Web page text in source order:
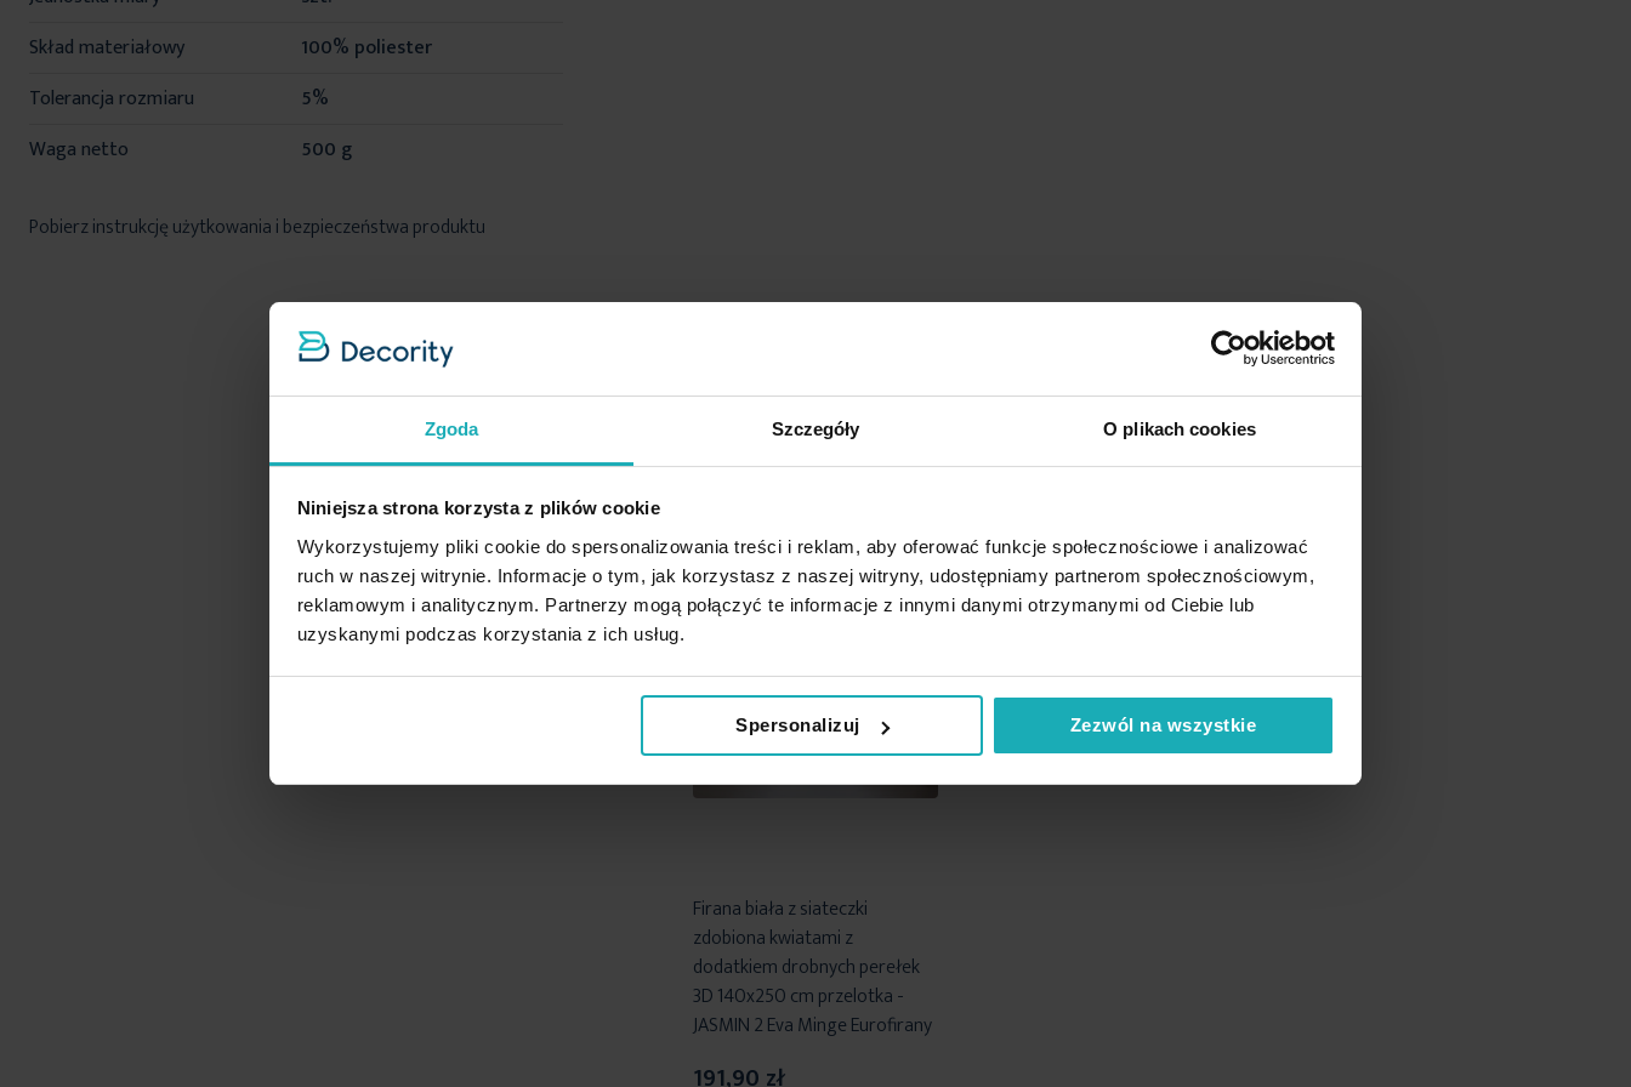
Zgoda Szczegóły O plikach cookies
Niniejsza strona korzysta z plików cookie
Wykorzystujemy pliki cookie do spersonalizowania treści i reklam, aby oferować funkcje społecznościowe i analizować
ruch w naszej witrynie. Informacje o tym, jak korzystasz z naszej witryny, udostępniamy partnerom społecznościowym,
reklamowym i analitycznym. Partnerzy mogą połączyć te informacje z innymi danymi otrzymanymi od Ciebie lub
uzyskanymi podczas korzystania z ich usług.
Spersonalizuj Zezwól na wszystkie
Skład materiałowy
100% poliester
Tolerancja rozmiaru
5%
Waga netto
500 g
Pobierz instrukcję użytkowania i bezpieczeństwa produktu
Rodzina produktów
Firana biała z siateczki
zdobiona kwiatami z
dodatkiem drobnych perełek
3D 140x250 cm przelotka -
JASMIN 2 Eva Minge Eurofirany
191,90 zł